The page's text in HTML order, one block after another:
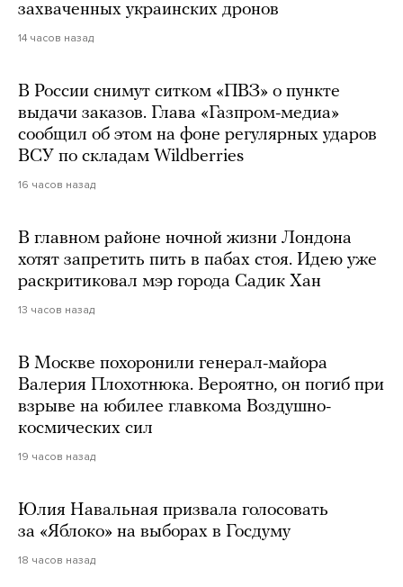
захваченных украинских дронов
14 часов назад
В России снимут ситком «ПВЗ» о пункте
выдачи заказов. Глава «Газпром-медиа»
сообщил об этом на фоне регулярных ударов
ВСУ по складам Wildberries
16 часов назад
В главном районе ночной жизни Лондона
хотят запретить пить в пабах стоя. Идею уже
раскритиковал мэр города Садик Хан
13 часов назад
В Москве похоронили генерал-майора
Валерия Плохотнюка. Вероятно, он погиб при
взрыве на юбилее главкома Воздушно-
космических сил
19 часов назад
Юлия Навальная призвала голосовать
за «Яблоко» на выборах в Госдуму
18 часов назад